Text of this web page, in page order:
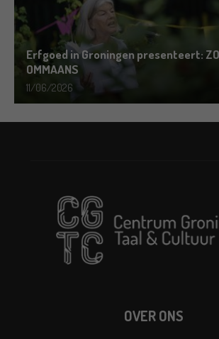
Erfgoed in Groningen presenteert:
OMMAANS
11/06/2026
OVER ONS